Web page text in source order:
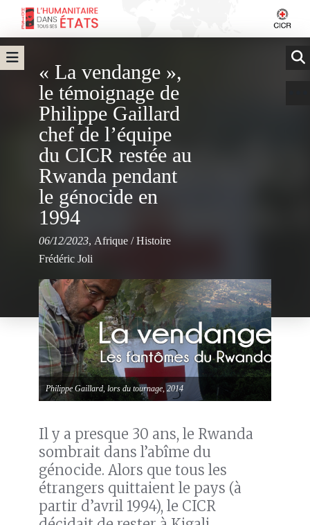
« La vendange »,
le témoignage de
Philippe Gaillard
chef de l’équipe
du CICR restée au
Rwanda pendant
le génocide en
1994
06/12/2023, Afrique /Histoire
Frédéric Joli
Philippe Gaillard, lors du tournage, 2014
Il y a presque 30 ans, le Rwanda
sombrait dans l’abîme du
génocide. Alors que tous les
étrangers quittaient le pays (à
partir d’avril 1994), le CICR